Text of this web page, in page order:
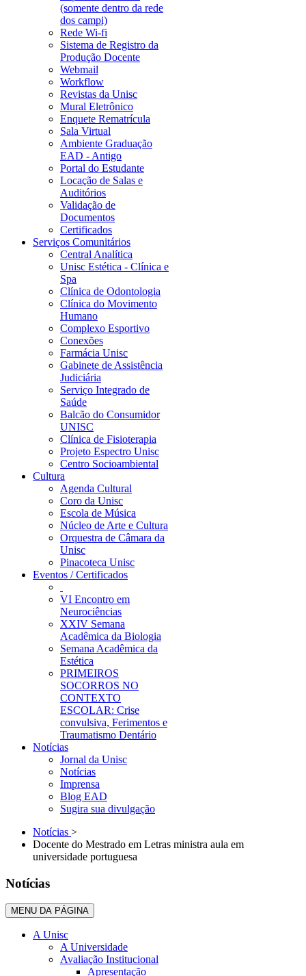
(somente dentro da rede
dos campi)
Rede Wi-fi
Sistema de Registro da
Produção Docente
Webmail
Workflow
Revistas da Unisc
Mural Eletrônico
Enquete Rematrícula
Sala Virtual
Ambiente Graduação
EAD - Antigo
Portal do Estudante
Locação de Salas e
Auditórios
Validação de
Documentos
Certificados
Serviços Comunitários
Central Analítica
Unisc Estética - Clínica e
Spa
Clínica de Odontologia
Clínica do Movimento
Humano
Complexo Esportivo
Conexões
Farmácia Unisc
Gabinete de Assistência
Judiciária
Serviço Integrado de
Saúde
Balcão do Consumidor
UNISC
Clínica de Fisioterapia
Projeto Espectro Unisc
Centro Socioambiental
Cultura
Agenda Cultural
Coro da Unisc
Escola de Música
Núcleo de Arte e Cultura
Orquestra de Câmara da
Unisc
Pinacoteca Unisc
Eventos / Certificados
VI Encontro em
Neurociências
XXIV Semana
Acadêmica da Biologia
Semana Acadêmica da
Estética
PRIMEIROS
SOCORROS NO
CONTEXTO
ESCOLAR: Crise
convulsiva, Ferimentos e
Traumatismo Dentário
Notícias
Jornal da Unisc
Notícias
Imprensa
Blog EAD
Sugira sua divulgação
Notícias >
Docente do Mestrado em Letras ministra aula em
universidade portuguesa
Notícias
MENU DA PÁGINA
A Unisc
A Universidade
Avaliação Institucional
Apresentação